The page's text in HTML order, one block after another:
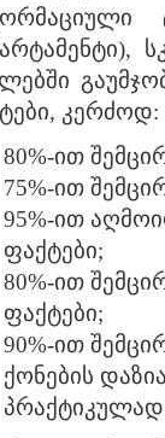
კერძოდ:
80%-ით
75%-ით
95%-ით
ფაქტები;
80%-ით
ფაქტები;
90%-ით
ქონების
პრაქტიკულად